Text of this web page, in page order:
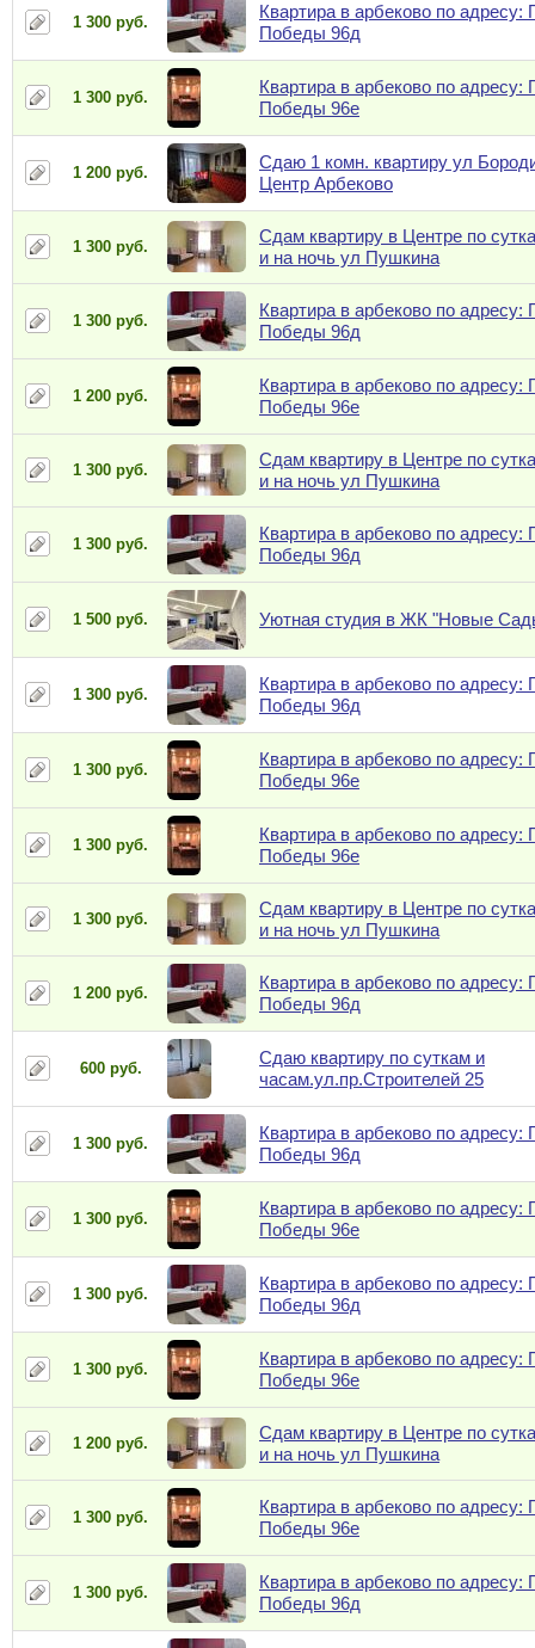
1 300 руб.
Квартира в арбеково по адресу:
Победы 96д
1 300 руб.
Квартира в арбеково по адресу:
Победы 96е
1 200 руб.
Сдаю 1 комн. квартиру ул
Центр Арбеково
1 300 руб.
Сдам квартиру в Центре по
и на ночь ул Пушкина
1 300 руб.
Квартира в арбеково по адресу:
Победы 96д
1 200 руб.
Квартира в арбеково по адресу:
Победы 96е
1 300 руб.
Сдам квартиру в Центре по
и на ночь ул Пушкина
1 300 руб.
Квартира в арбеково по адресу:
Победы 96д
1 500 руб. Уютная студия в ЖК "Новые
1 300 руб.
Квартира в арбеково по адресу:
Победы 96д
1 300 руб.
Квартира в арбеково по адресу:
Победы 96е
1 300 руб.
Квартира в арбеково по адресу:
Победы 96е
1 300 руб.
Сдам квартиру в Центре по
и на ночь ул Пушкина
1 200 руб.
Квартира в арбеково по адресу:
Победы 96д
600 руб.
Сдаю квартиру по суткам и
часам.ул.пр.Строителей 25
1 300 руб.
Квартира в арбеково по адресу:
Победы 96д
1 300 руб.
Квартира в арбеково по адресу:
Победы 96е
1 300 руб.
Квартира в арбеково по адресу:
Победы 96д
1 300 руб.
Квартира в арбеково по адресу:
Победы 96е
1 200 руб.
Сдам квартиру в Центре по
и на ночь ул Пушкина
1 300 руб.
Квартира в арбеково по адресу:
Победы 96е
1 300 руб.
Квартира в арбеково по адресу:
Победы 96д